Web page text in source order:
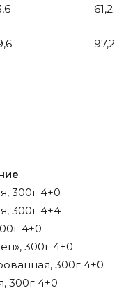
61,2
97,2
300г 4+0
300г 4+4
4+0
300г 4+0
300г 4+0
300г 4+0